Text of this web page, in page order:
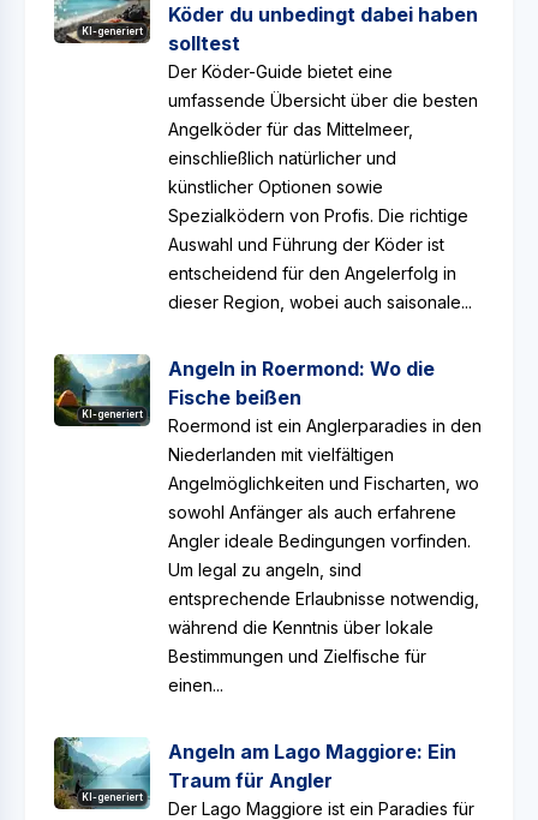
KI-generiert
Köder du unbedingt dabei haben
solltest
Der Köder-Guide bietet eine
umfassende Übersicht über die besten
Angelköder für das Mittelmeer,
einschließlich natürlicher und
künstlicher Optionen sowie
Spezialködern von Profis. Die richtige
Auswahl und Führung der Köder ist
entscheidend für den Angelerfolg in
dieser Region, wobei auch saisonale...
KI-generiert
Angeln in Roermond: Wo die
Fische beißen
Roermond ist ein Anglerparadies in den
Niederlanden mit vielfältigen
Angelmöglichkeiten und Fischarten, wo
sowohl Anfänger als auch erfahrene
Angler ideale Bedingungen vorfinden.
Um legal zu angeln, sind
entsprechende Erlaubnisse notwendig,
während die Kenntnis über lokale
Bestimmungen und Zielfische für
einen...
KI-generiert
Angeln am Lago Maggiore: Ein
Traum für Angler
Der Lago Maggiore ist ein Paradies für